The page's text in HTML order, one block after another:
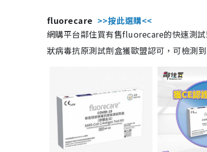
fluorecare >>按此選購<<
網購平台鄰住買有售fluorecare的快速測
狀病毒抗原測試劑盒獲歐盟認可，可檢測